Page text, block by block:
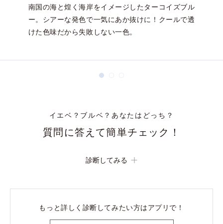
南国の海と煌く海岸をイメージしたターコイズブル
ー。シアーな発色で一気にあか抜けに！クールで透
けた色味だから失敗しない一色。
イエベ？ブルベ？あなたはどっち？
質問に答えて簡単チェック！
白目の部分が、少し青みがかった白に見える。
える。
診断してみる
もっと詳しく診断してみたい方はアプリで！